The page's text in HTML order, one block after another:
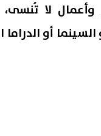
وأعمال لا
أو الدراما